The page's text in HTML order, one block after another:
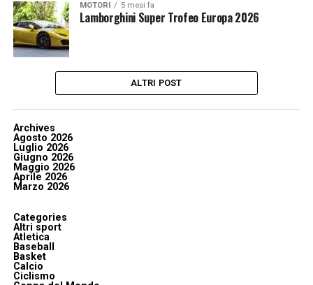
MOTORI 5 mesi fa
Lamborghini Super Trofeo Europa 2026
ALTRI POST
Archives
Agosto 2026
Luglio 2026
Giugno 2026
Maggio 2026
Aprile 2026
Marzo 2026
Categories
Altri sport
Atletica
Baseball
Basket
Calcio
Ciclismo